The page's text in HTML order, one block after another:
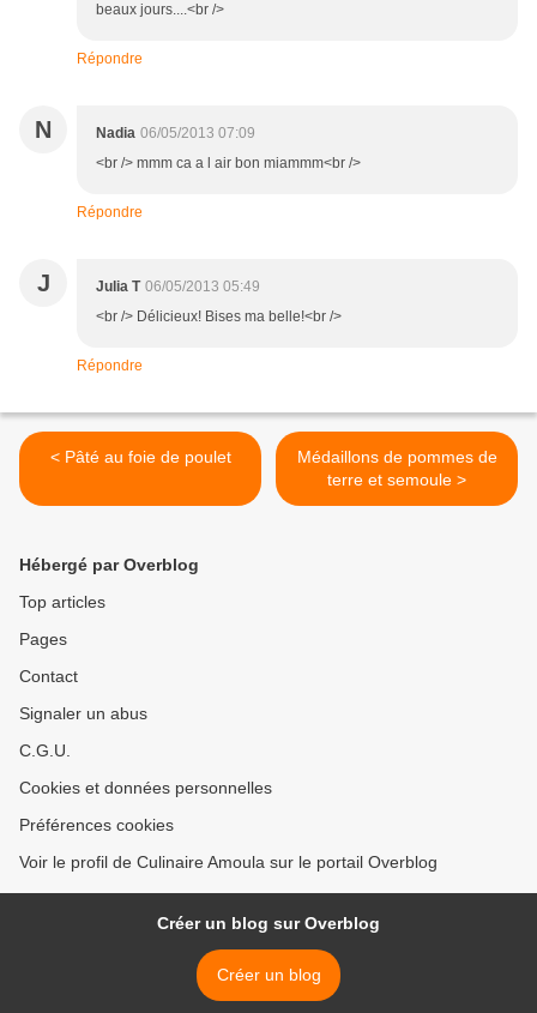
beaux jours....<br />
Répondre
N Nadia 06/05/2013 07:09
<br /> mmm ca a l air bon miammm<br />
Répondre
J Julia T 06/05/2013 05:49
<br /> Délicieux! Bises ma belle!<br />
Répondre
< Pâté au foie de poulet
Médaillons de pommes de
terre et semoule >
Hébergé par Overblog
Top articles
Pages
Contact
Signaler un abus
C.G.U.
Cookies et données personnelles
Préférences cookies
Voir le profil de Culinaire Amoula sur le portail Overblog
Créer un blog sur Overblog
Créer un blog